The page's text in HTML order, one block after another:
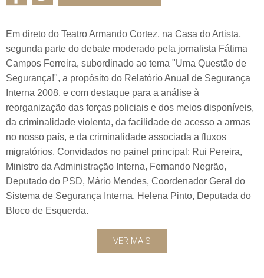
Em direto do Teatro Armando Cortez, na Casa do Artista,
segunda parte do debate moderado pela jornalista Fátima
Campos Ferreira, subordinado ao tema "Uma Questão de
Segurança!", a propósito do Relatório Anual de Segurança
Interna 2008, e com destaque para a análise à
reorganização das forças policiais e dos meios disponíveis,
da criminalidade violenta, da facilidade de acesso a armas
no nosso país, e da criminalidade associada a fluxos
migratórios. Convidados no painel principal: Rui Pereira,
Ministro da Administração Interna, Fernando Negrão,
Deputado do PSD, Mário Mendes, Coordenador Geral do
Sistema de Segurança Interna, Helena Pinto, Deputada do
Bloco de Esquerda.
VER MAIS